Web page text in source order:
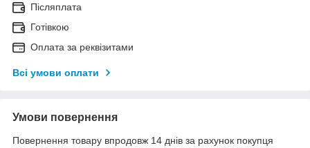
Післяплата
Готівкою
Оплата за реквізитами
Всі умови оплати
Умови повернення
Повернення товару впродовж 14 днів за рахунок покупця